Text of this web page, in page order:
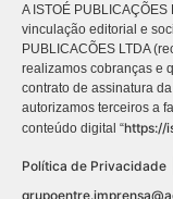
A ISTOÉ
vinculação editorial e
PUBLICACÕES LTDA
realizamos cobranças e
contrato de assinatura
autorizamos terceiros a
conteúdo digital “https://
Política de Privacidade